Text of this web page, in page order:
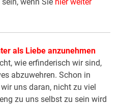
als Liebe anzunehmen
wie erfinderisch wir sind,
abzuwehren. Schon in
uns daran, nicht zu viel
zu uns selbst zu sein wird